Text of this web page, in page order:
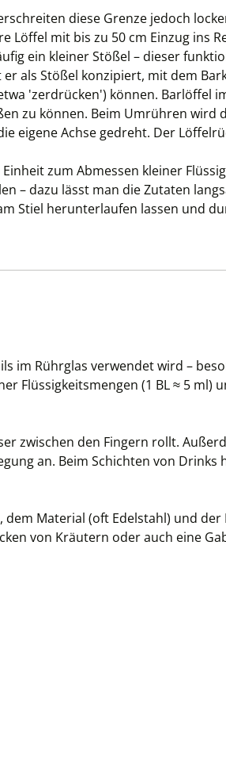
diese Grenze jedoch
Löffel mit bis zu 50 cm Einzug
ein kleiner Stößel – dieser
als Stößel konzipiert, mit dem
'zerdrücken') können. Barlöffel
zu können. Beim Umrühren wird
eigene Achse gedreht. Der
zum Abmessen kleiner
– dazu lässt man die Zutaten
Stiel herunterlaufen lassen und
im Rührglas verwendet wird –
Flüssigkeitsmengen (1 BL ≈ 5 ml)
zwischen den Fingern rollt.
an. Beim Schichten von
Material (oft Edelstahl) und
von Kräutern oder auch eine